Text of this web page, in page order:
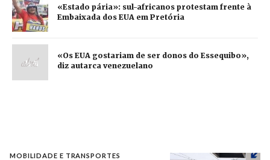
«Estado pária»: sul-africanos protestam frente à
Embaixada dos EUA em Pretória
«Os EUA gostariam de ser donos do Essequibo»,
diz autarca venezuelano
MOBILIDADE E TRANSPORTES